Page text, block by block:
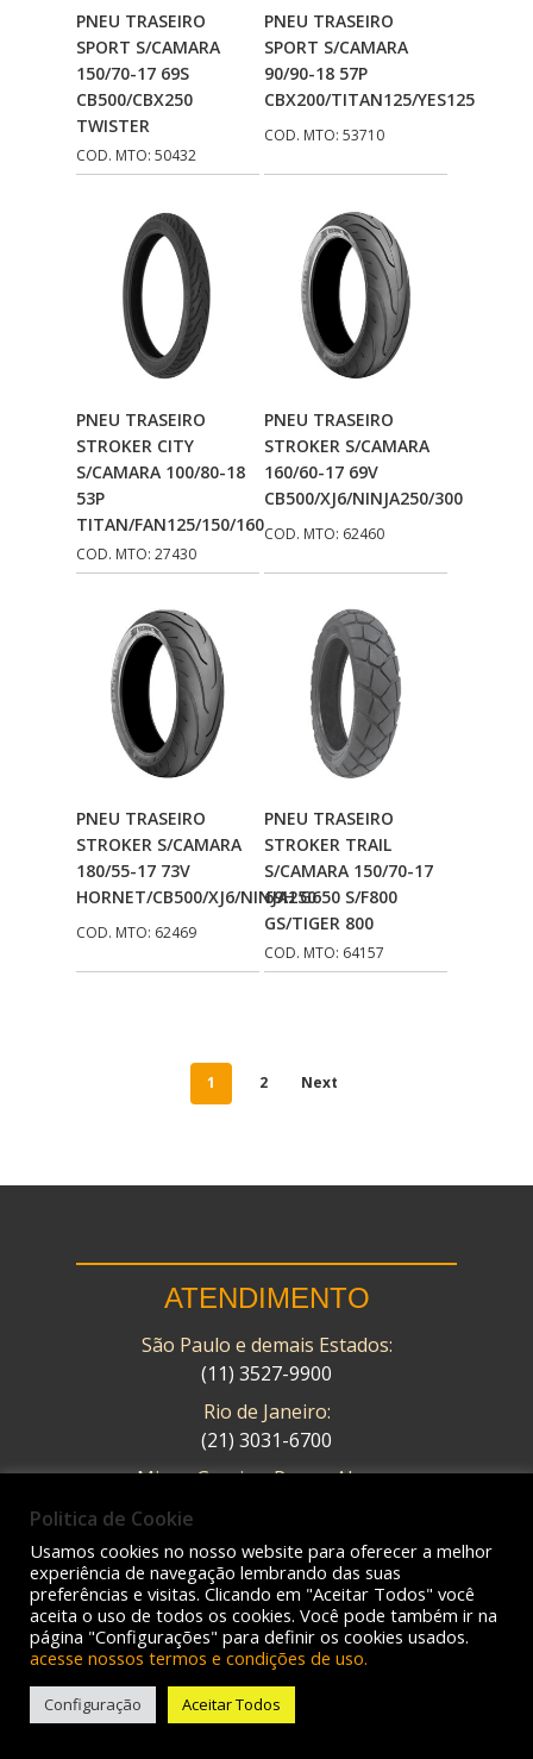
Adicionar Ao
Carrinho
PNEU TRASEIRO
SPORT S/CAMARA
150/70-17 69S
CB500/CBX250
TWISTER
COD. MTO: 50432
Adicionar Ao
Carrinho
PNEU TRASEIRO
SPORT S/CAMARA
90/90-18 57P
CBX200/TITAN125/YES125
COD. MTO: 53710
Adicionar Ao
Carrinho
PNEU TRASEIRO
STROKER CITY
S/CAMARA 100/80-18
53P
TITAN/FAN125/150/160
COD. MTO: 27430
Adicionar Ao
Carrinho
PNEU TRASEIRO
STROKER S/CAMARA
160/60-17 69V
CB500/XJ6/NINJA250/300
COD. MTO: 62460
Adicionar Ao
Carrinho
PNEU TRASEIRO
STROKER S/CAMARA
180/55-17 73V
HORNET/CB500/XJ6/NINJA250
COD. MTO: 62469
Adicionar Ao
Carrinho
PNEU TRASEIRO
STROKER TRAIL
S/CAMARA 150/70-17
69H G650 S/F800
GS/TIGER 800
COD. MTO: 64157
1 2 Next
ATENDIMENTO
São Paulo e demais Estados:
(11) 3527-9900
Rio de Janeiro:
(21) 3031-6700
Minas Gerais – Pouso Alegre:
online@mto.com.br
Horário de atendimento:
Seg. à sexta das 08:00 às 17:48.
Politica de Cookie
Usamos cookies no nosso website para oferecer a melhor
experiência de navegação lembrando das suas
preferências e visitas. Clicando em "Aceitar Todos" você
aceita o uso de todos os cookies. Você pode também ir na
página "Configurações" para definir os cookies usados.
acesse nossos termos e condições de uso.
Configuração Aceitar Todos